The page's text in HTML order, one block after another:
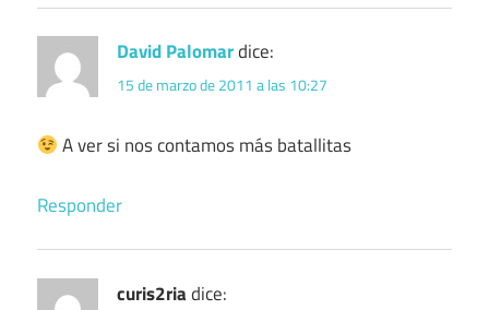
David Palomardice:
15 de marzo de 2011 a las 10:27
A ver si nos contamos más batallitas
Responder
curis2riadice: